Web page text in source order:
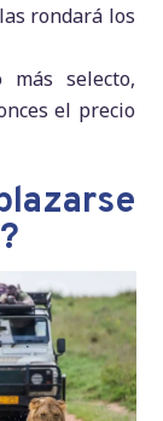
rondará los
más selecto,
el precio